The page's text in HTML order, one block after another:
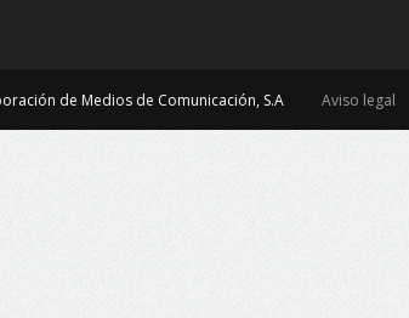
de Medios de Comunicación, S.A Aviso legal